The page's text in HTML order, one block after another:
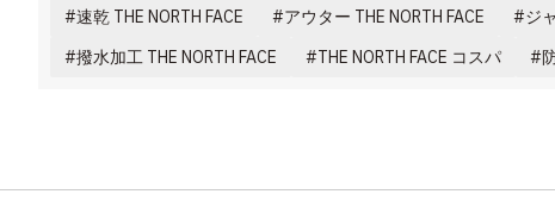
速乾 THE NORTH FACE
アウター THE NORTH FACE ジ
撥水加工 THE NORTH FACE
THE NORTH FACE コスパ